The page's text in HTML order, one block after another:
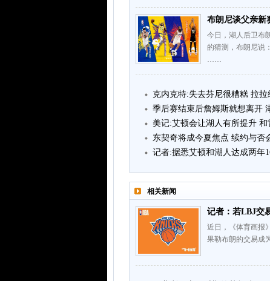
布朗尼谈父亲新
今日，湖人后卫布
的猜测，布朗尼说
……
克内克特:失去芬尼很糟糕 拉拉
季后赛结束后詹姆斯就想离开
美记:艾顿会让湖人有所提升 和
东契奇将成今夏焦点 续约与否
记者:据悉艾顿和湖人达成两年
相关新闻
记者：若LBJ交
近日，《体育画报
果勒布朗的交易